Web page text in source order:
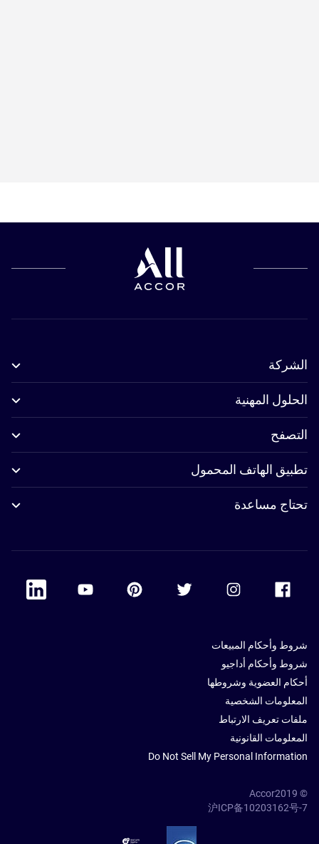
الشركة
الحلول المهنية
التصفح
تطبيق الهاتف المحمول
تحتاج مساعدة
Accor Facebook
Accor Twitter
Accor Pinterest
Accor Youtube
Linkedin
شروط وأحكام المبيعات
شروط وأحكام أداجيو
أحكام العضوية وشروطها
المعلومات الشخصية
ملفات تعريف الارتباط
المعلومات القانونية
Do Not Sell My Personal Information
© Accor2019
沪ICP备10203162号-7